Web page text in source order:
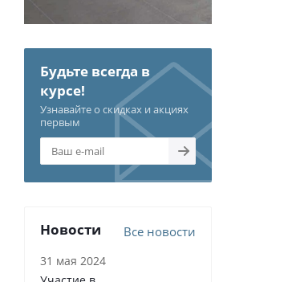
Будьте всегда в
курсе!
Узнавайте о скидках и акциях
первым
Новости Все новости
31 мая 2024